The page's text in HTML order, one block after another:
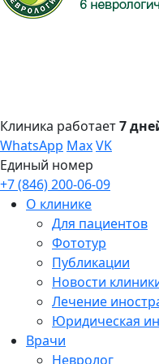
Клиника работает7
WhatsApp MaxVK
Единый номер
+7 (846) 200-06-09
О клинике
Для пациентов
Фототур
Публикации
Новости
Лечение
Юридическая
Врачи
Невролог